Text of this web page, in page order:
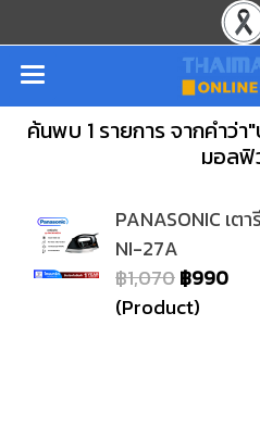
ค้นพบ 1 รายการ จากคำว่
มอลฟิ
PANASONIC เ
NI-27A
฿1,070฿990
(Product)